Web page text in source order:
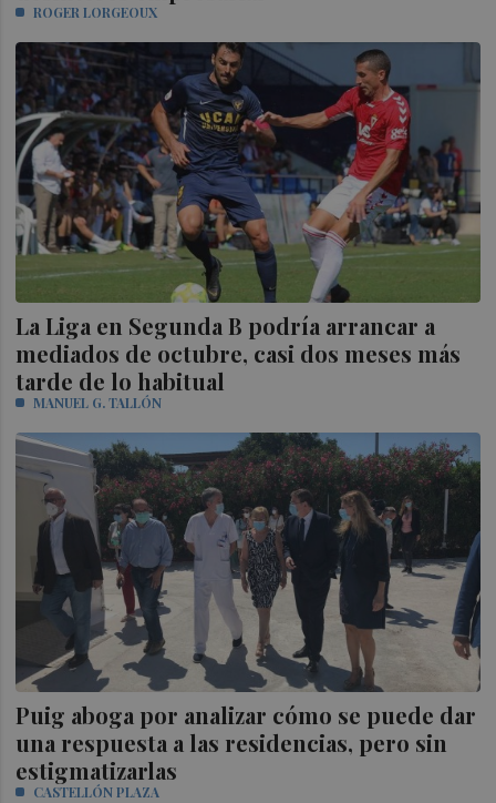
ROGER LORGEOUX
La Liga en Segunda B podría arrancar a
mediados de octubre, casi dos meses más
tarde de lo habitual
MANUEL G. TALLÓN
Puig aboga por analizar cómo se puede dar
una respuesta a las residencias, pero sin
estigmatizarlas
CASTELLÓN PLAZA